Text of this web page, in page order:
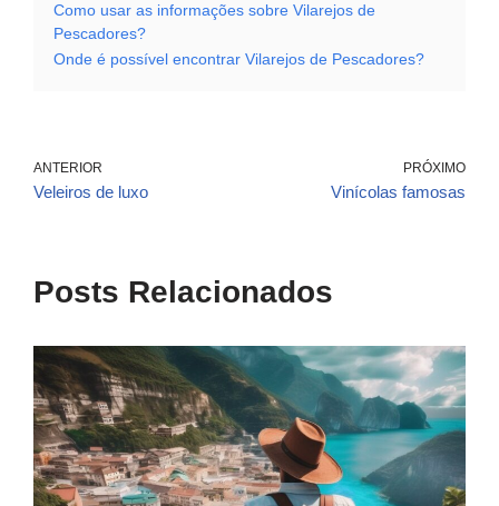
Como usar as informações sobre Vilarejos de
Pescadores?
Onde é possível encontrar Vilarejos de Pescadores?
ANTERIOR
Veleiros de luxo
PRÓXIMO
Vinícolas famosas
Posts Relacionados